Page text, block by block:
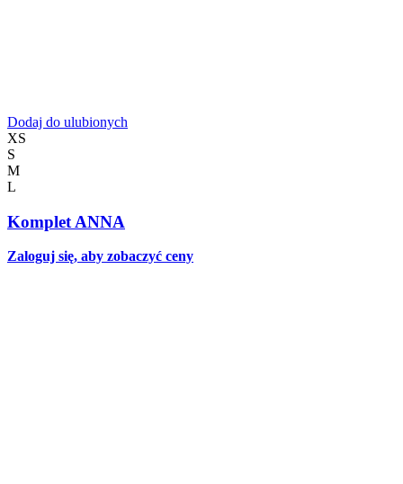
Dodaj do ulubionych
XS
S
M
L
Komplet ANNA
Zaloguj się, aby zobaczyć ceny